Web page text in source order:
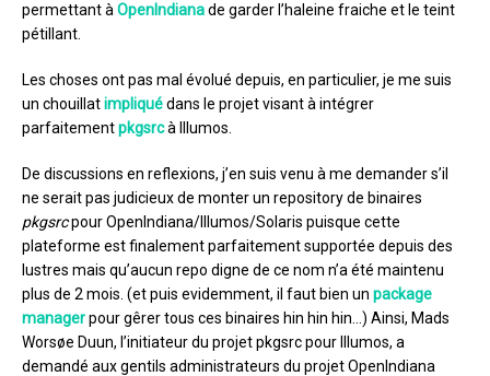
permettant à OpenIndianade garder l’haleine fraiche et le teint
pétillant.
Les choses ont pas mal évolué depuis, en particulier, je me suis
un chouillatimpliquédans le projet visant à intégrer
parfaitementpkgsrcà Illumos.
De discussions en reflexions, j’en suis venu à me demander s’il
ne serait pas judicieux de monter un repository de binaires
pkgsrcpour OpenIndiana/Illumos/Solaris puisque cette
plateforme est finalement parfaitement supportée depuis des
lustres mais qu’aucun repo digne de ce nom n’a été maintenu
plus de 2 mois. (et puis evidemment, il faut bien un package
managerpour gêrer tous ces binaires hin hin hin…) Ainsi, Mads
Worsøe Duun, l’initiateur du projet pkgsrc pour Illumos, a
demandé aux gentils administrateurs du projet OpenIndiana